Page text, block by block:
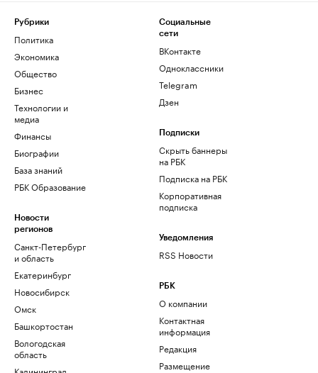
Рубрики
Политика
Экономика
Общество
Бизнес
Технологии и
медиа
Финансы
Биографии
База знаний
РБК Образование
Новости
регионов
Санкт-Петербург
и область
Екатеринбург
Новосибирск
Омск
Башкортостан
Вологодская
область
Социальные
сети
ВКонтакте
Одноклассники
Telegram
Дзен
Подписки
Скрыть баннеры
на РБК
Подписка на РБК
Корпоративная
подписка
Уведомления
RSS Новости
РБК
О компании
Контактная
информация
Редакция
Размещение